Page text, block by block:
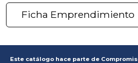
Ficha Emprendimiento
Este catálogo hace parte de